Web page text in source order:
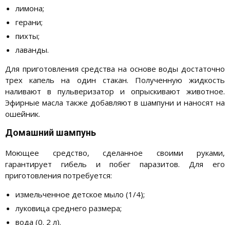
лимона;
герани;
пихты;
лаванды.
Для приготовления средства на основе воды достаточно
трех капель на один стакан. Полученную жидкость
наливают в пульверизатор и опрыскивают животное.
Эфирные масла также добавляют в шампуни и наносят на
ошейник.
Домашний шампунь
Моющее средство, сделанное своими руками,
гарантирует гибель и побег паразитов. Для его
приготовления потребуется:
измельченное детское мыло (1/4);
луковица среднего размера;
вода (0. 2 л).